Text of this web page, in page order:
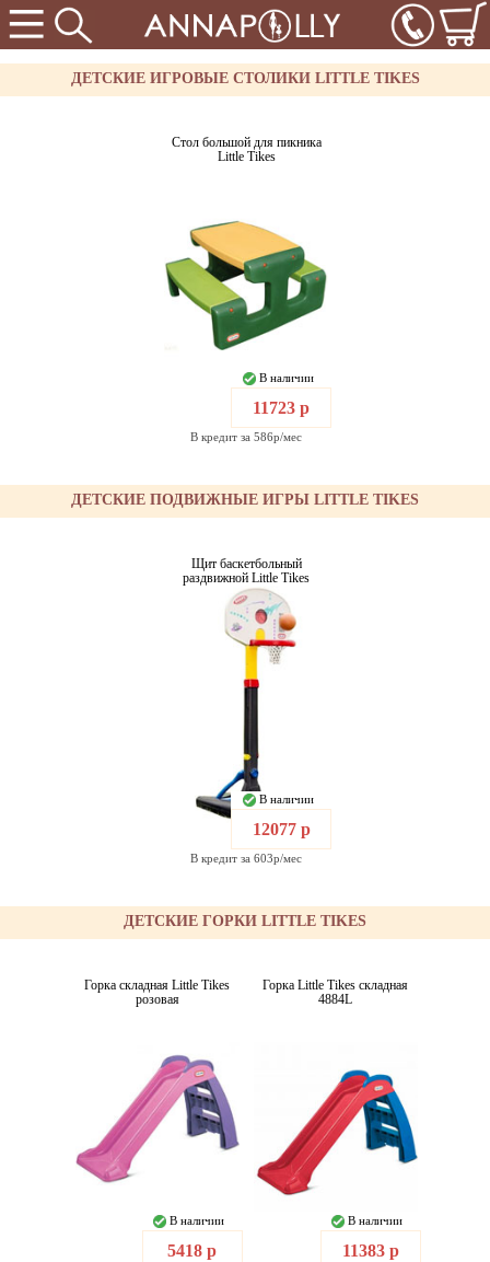
ДЕТСКИЕ ИГРОВЫЕ СТОЛИКИ LITTLE TIKES
Стол большой для пикника
Little Tikes
В наличии
11723 р
В кредит за 586р/мес
ДЕТСКИЕ ПОДВИЖНЫЕ ИГРЫ LITTLE TIKES
Щит баскетбольный
раздвижной Little Tikes
В наличии
12077 р
В кредит за 603р/мес
ДЕТСКИЕ ГОРКИ LITTLE TIKES
Горка складная Little Tikes
розовая
В наличии
5418 р
Горка Little Tikes складная
4884L
В наличии
11383 р